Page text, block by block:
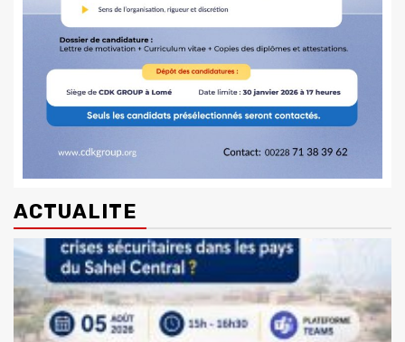
ACTUALITE